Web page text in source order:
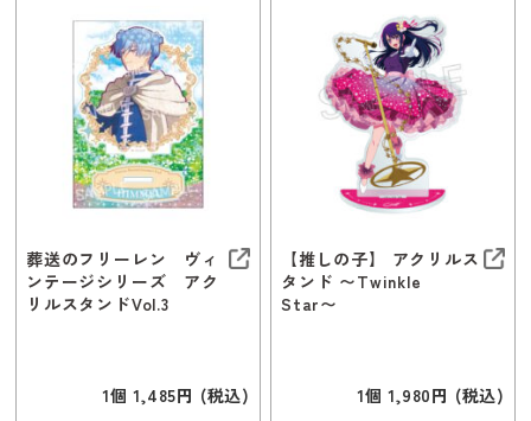
葬送のフリーレン ヴィ
ンテージシリーズ アク
リルスタンドVol.3
1個 1,485円 (税込)
【推しの子】 アクリルス
タンド 〜Twinkle
Star〜
1個 1,980円 (税込)